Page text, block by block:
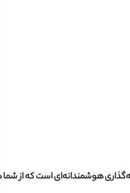
هوشمندانه‌ای است که از شما در